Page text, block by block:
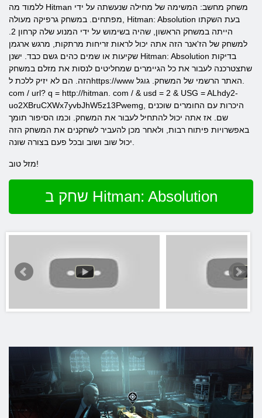
ללמוד מה Hitman משחק מחשב: המשימה של מחילה שנעשתה על ידי
מפתחים. במשחק גרפיקה מעולה, Hitman: Absolution בעת השקתו
למשחק של הז'אנר הזה אתה יכול לראות זריחות מרתקות, מרגש ארגמן
שקיעות או שמים כהים גשם כבד. ישנן Hitman: Absolution בדיקות
שתצטרכנה לעבור את כל הגיימרים שמחליטים לנסות את מזלם במשחק
הזה. הם לא יזיק ללכת לhttps://www האתר הרשמי של המשחק. גוגל.
com / url? q = http://hitman. com / & usd = 2 & USG = ALhdy2-
uo2XBruCXWx7yvbJhW5z13Pwemg, היכרות עם החומרים שוכנים
שם. אז אתה יכול להתחיל לעבור את המשחק. וכמו הסיפור תומך
באפשרויות פיתוח רבות, ולאחר מכן להעביר לשחקנים את המשחק הזה
מזל טוב!
שחק ב Hitman: Absolution